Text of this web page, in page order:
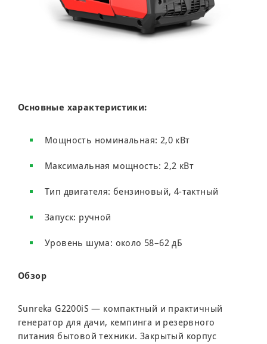
Основные характеристики:
Мощность номинальная: 2,0 кВт
Максимальная мощность: 2,2 кВт
Тип двигателя: бензиновый, 4-тактный
Запуск: ручной
Уровень шума: около 58–62 дБ
Обзор
Sunreka G2200iS — компактный и практичный
генератор для дачи, кемпинга и резервного
питания бытовой техники. Закрытый корпус